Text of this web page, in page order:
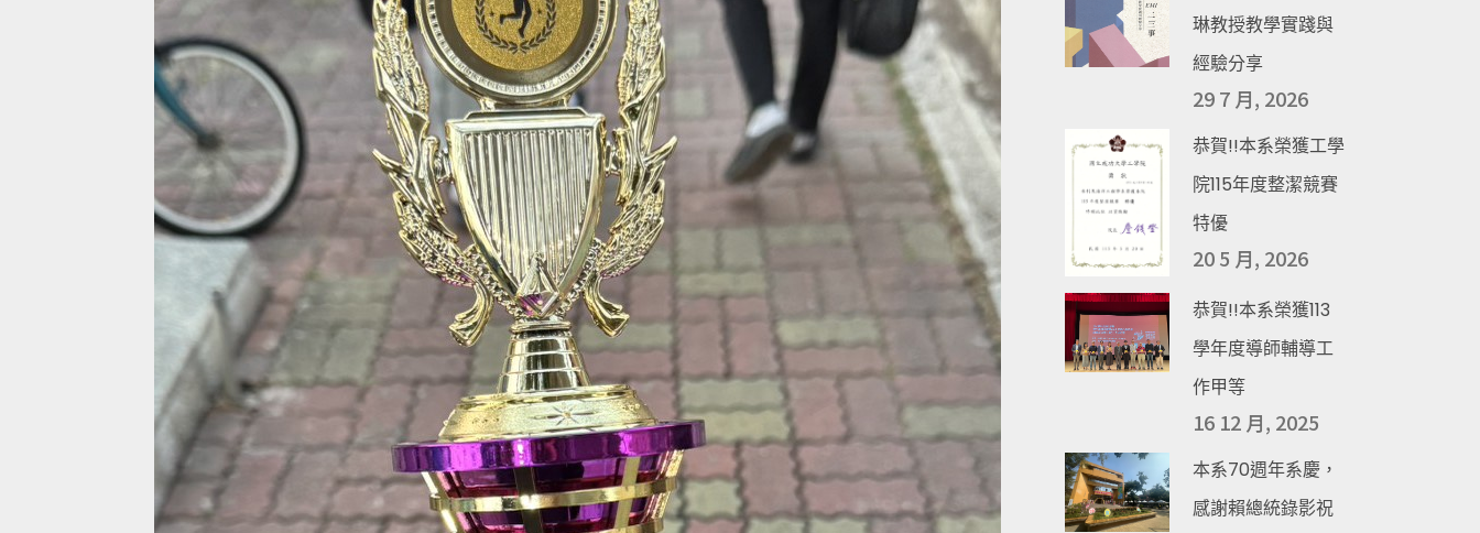
琳教授教學實踐與
經驗分享
29 7 月, 2026
恭賀!!本系榮獲工學
院115年度整潔競賽
特優
20 5 月, 2026
恭賀!!本系榮獲113
學年度導師輔導工
作甲等
16 12 月, 2025
本系70週年系慶，
感謝賴總統錄影祝